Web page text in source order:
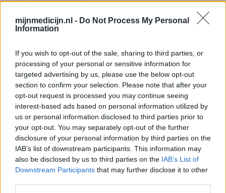
mijnmedicijn.nl - Do Not Process My Personal
Information
If you wish to opt-out of the sale, sharing to third parties, or
processing of your personal or sensitive information for
targeted advertising by us, please use the below opt-out
section to confirm your selection. Please note that after your
opt-out request is processed you may continue seeing
interest-based ads based on personal information utilized by
us or personal information disclosed to third parties prior to
your opt-out. You may separately opt-out of the further
disclosure of your personal information by third parties on the
IAB’s list of downstream participants. This information may
also be disclosed by us to third parties on the IAB’s List of
Downstream Participants that may further disclose it to other
Amlodipine (493)
Bloeddruk - calciumantagonisten
Antibiotica - penicillines breedspectrum
Roaccutane (480)
Acne
Dexamfetamine (446)
ADHD - psychostimulantia
Euthyrox (436)
Schildklier - hypothyroidie (traagwerkend)
De reviews op deze pagina zijn door de gebruikers
gegenereerd en vervolgens gelezen en aangepast alvorens
goedkeuring, om zo te voldoen aan onze standaarden wat betreft